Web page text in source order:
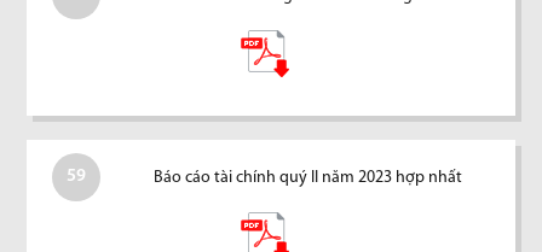
59 Báo cáo tài chính quý II năm 2023 hợp nhất